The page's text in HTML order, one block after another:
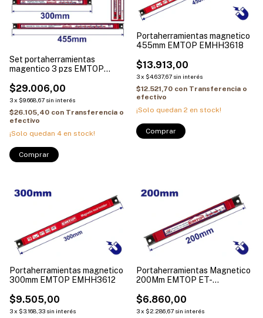
Set portaherramientas
magentico 3 pzs EMTOP
$29.006,00
3x $9.668,67 sin interés
$26.105,40 con Transferencia o
efectivo
¡Solo quedan 4 en stock!
Portaherramientas magnetico
455mm EMTOP EMHH3618
$13.913,00
3x $4.637,67 sin interés
$12.521,70 con Transferencia o
efectivo
¡Solo quedan 2 en stock!
Portaherramientas magnetico
300mm EMTOP EMHH3612
$9.505,00
3x $3.168,33 sin interés
Portaherramientas Magnetico
200Mm EMTOP ET-
$6.860,00
3x $2.286,67 sin interés